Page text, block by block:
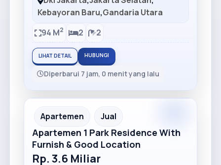
Kebayoran Baru,Gandaria Utara
94 M2 2 2
LIHAT DETAIL HUBUNGI
Diperbarui 7 jam, 0 menit yang lalu
Apartemen Jual
Apartemen 1 Park Residence With
Furnish & Good Location
Rp. 3.6 Miliar